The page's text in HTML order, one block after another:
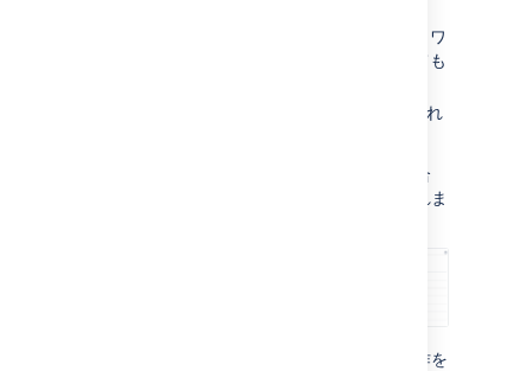
が他のプロジェクトでも、ワ
ークフローのトランジション画面としても
画面が既定の Jira 画面ではない (誰もこれ
画面が別のプロジェクトと共有されている場合
は、画面を表示したときにその情報が表示されま
の条件を満たしていれば、次の操作を